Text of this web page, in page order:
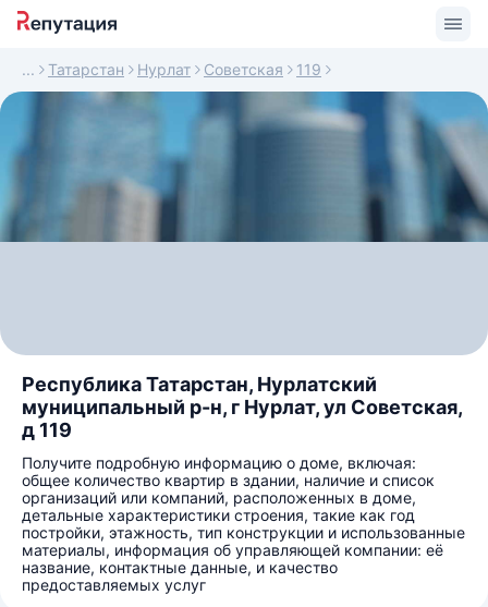
Татарстан Нурлат Советская 119
Республика Татарстан, Нурлатский
муниципальный р-н, г Нурлат, ул Советская,
д 119
Получите подробную информацию о доме, включая:
общее количество квартир в здании, наличие и список
организаций или компаний, расположенных в доме,
детальные характеристики строения, такие как год
постройки, этажность, тип конструкции и использованные
материалы, информация об управляющей компании: её
название, контактные данные, и качество
предоставляемых услуг